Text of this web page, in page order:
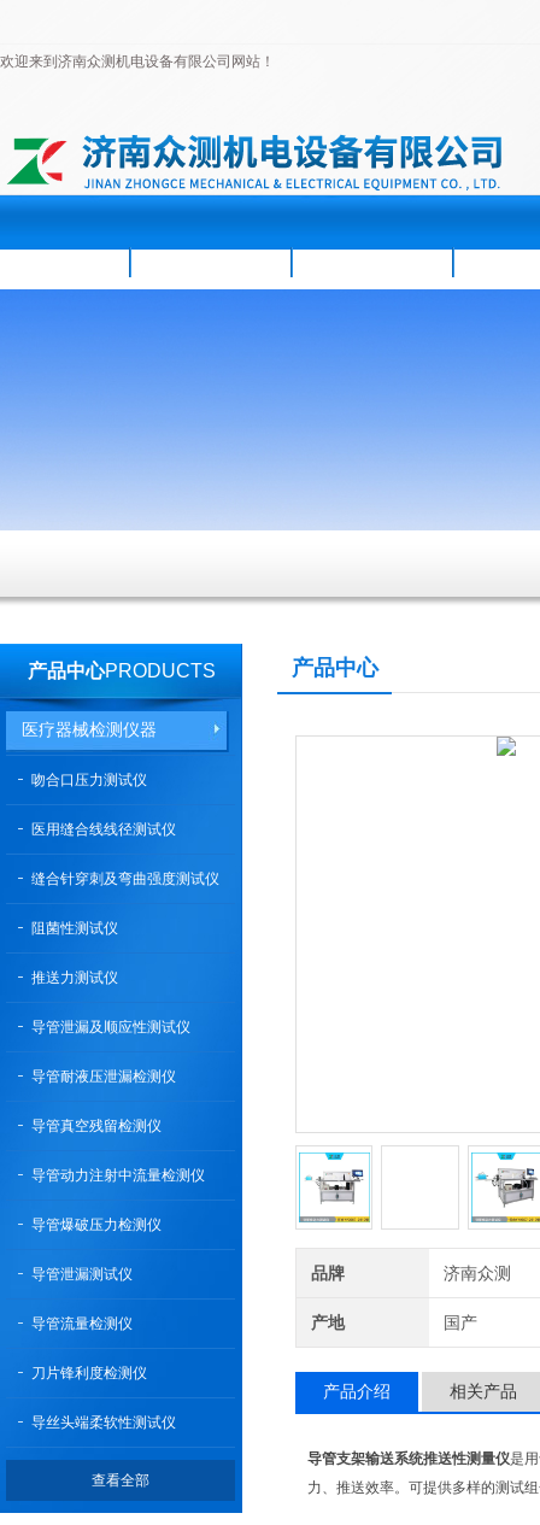
欢迎来到济南众测机电设备有限公司网站！
产品中心PRODUCTS
医疗器械检测仪器
吻合口压力测试仪
医用缝合线线径测试仪
缝合针穿刺及弯曲强度测试仪
阻菌性测试仪
推送力测试仪
导管泄漏及顺应性测试仪
导管耐液压泄漏检测仪
导管真空残留检测仪
导管动力注射中流量检测仪
导管爆破压力检测仪
导管泄漏测试仪
导管流量检测仪
刀片锋利度检测仪
导丝头端柔软性测试仪
查看全部
产品中心
品牌 济南众测
产地 国产
产品介绍 相关产品
导管支架输送系统推送性测量仪是
力、推送效率。可提供多样的测试